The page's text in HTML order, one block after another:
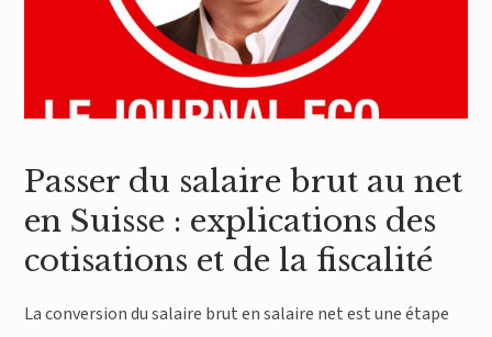
Passer du salaire brut au net
en Suisse : explications des
cotisations et de la fiscalité
La conversion du salaire brut en salaire net est une étape